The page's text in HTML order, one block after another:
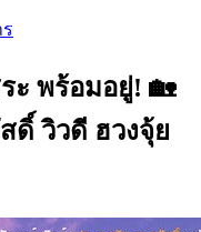
ะ พร้อมอยู่! 🏡
ดิ์ วิวดี ฮวงจุ้ย